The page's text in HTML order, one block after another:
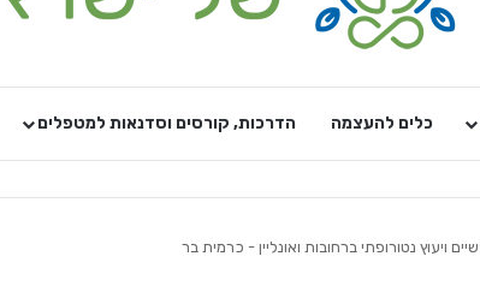
כלים להעצמה הדרכות, קורסים וסדנאות למטפלים